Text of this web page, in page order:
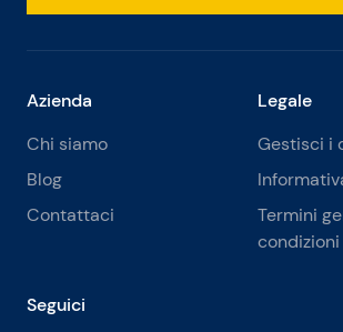
Azienda
Chi siamo
Blog
Contattaci
Legale
Gestisci i
Termini
condizioni
Seguici